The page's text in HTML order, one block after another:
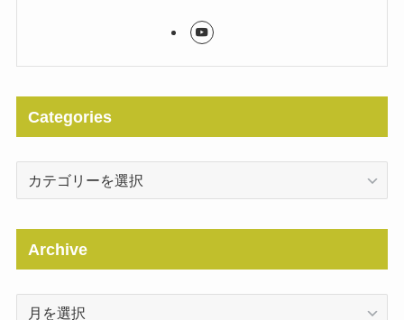
Categories
Categories
Archive
Archive